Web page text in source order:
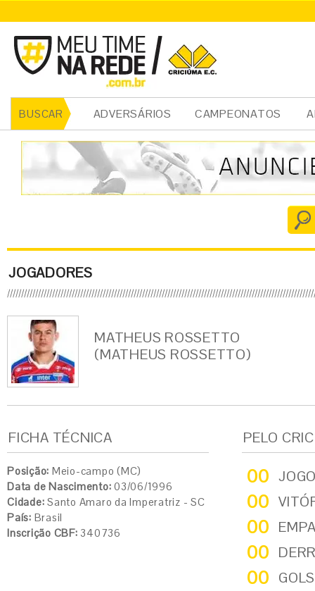
BUSCAR ADVERSÁRIOS CAMPEONATOS
JOGADORES
MATHEUS ROSSETTO
(MATHEUS ROSSETTO)
FICHA TÉCNICA
Posição: Meio-campo (MC)
Data de Nascimento: 03/06/1996
Cidade: Santo Amaro da Imperatriz - SC
País: Brasil
Inscrição CBF: 340736
PELO
00
00
00
00
00